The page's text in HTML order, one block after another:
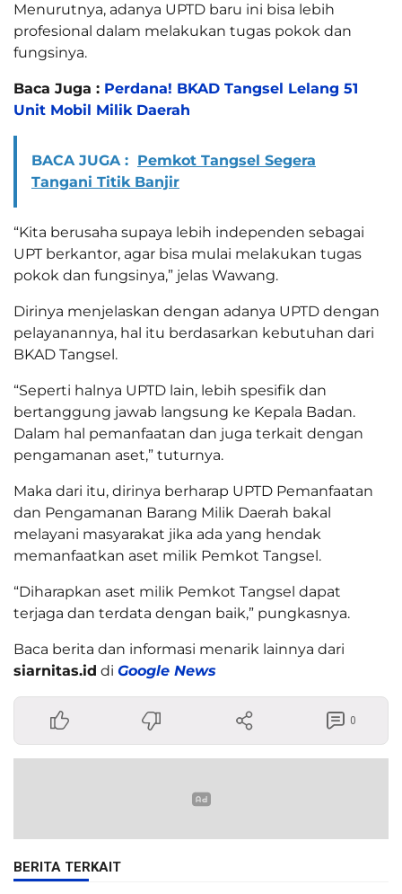
Menurutnya, adanya UPTD baru ini bisa lebih
profesional dalam melakukan tugas pokok dan
fungsinya.
Baca Juga : Perdana! BKAD Tangsel Lelang 51
Unit Mobil Milik Daerah
BACA JUGA : Pemkot Tangsel Segera
Tangani Titik Banjir
“Kita berusaha supaya lebih independen sebagai
UPT berkantor, agar bisa mulai melakukan tugas
pokok dan fungsinya,” jelas Wawang.
Dirinya menjelaskan dengan adanya UPTD dengan
pelayanannya, hal itu berdasarkan kebutuhan dari
BKAD Tangsel.
“Seperti halnya UPTD lain, lebih spesifik dan
bertanggung jawab langsung ke Kepala Badan.
Dalam hal pemanfaatan dan juga terkait dengan
pengamanan aset,” tuturnya.
Maka dari itu, dirinya berharap UPTD Pemanfaatan
dan Pengamanan Barang Milik Daerah bakal
melayani masyarakat jika ada yang hendak
memanfaatkan aset milik Pemkot Tangsel.
“Diharapkan aset milik Pemkot Tangsel dapat
terjaga dan terdata dengan baik,” pungkasnya.
Baca berita dan informasi menarik lainnya dari
siarnitas.id di Google News
0
BERITA TERKAIT